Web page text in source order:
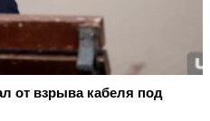
от взрыва кабеля под